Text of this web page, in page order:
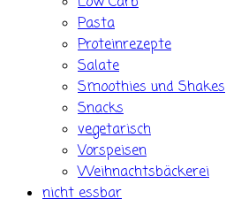
Pasta
Proteinrezepte
Salate
Smoothies und Shakes
Snacks
vegetarisch
Vorspeisen
Weihnachtsbäckerei
nicht essbar